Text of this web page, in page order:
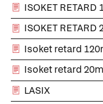
ISOKET
ISOKET
Isoket retard
Isoket retard
LASIX